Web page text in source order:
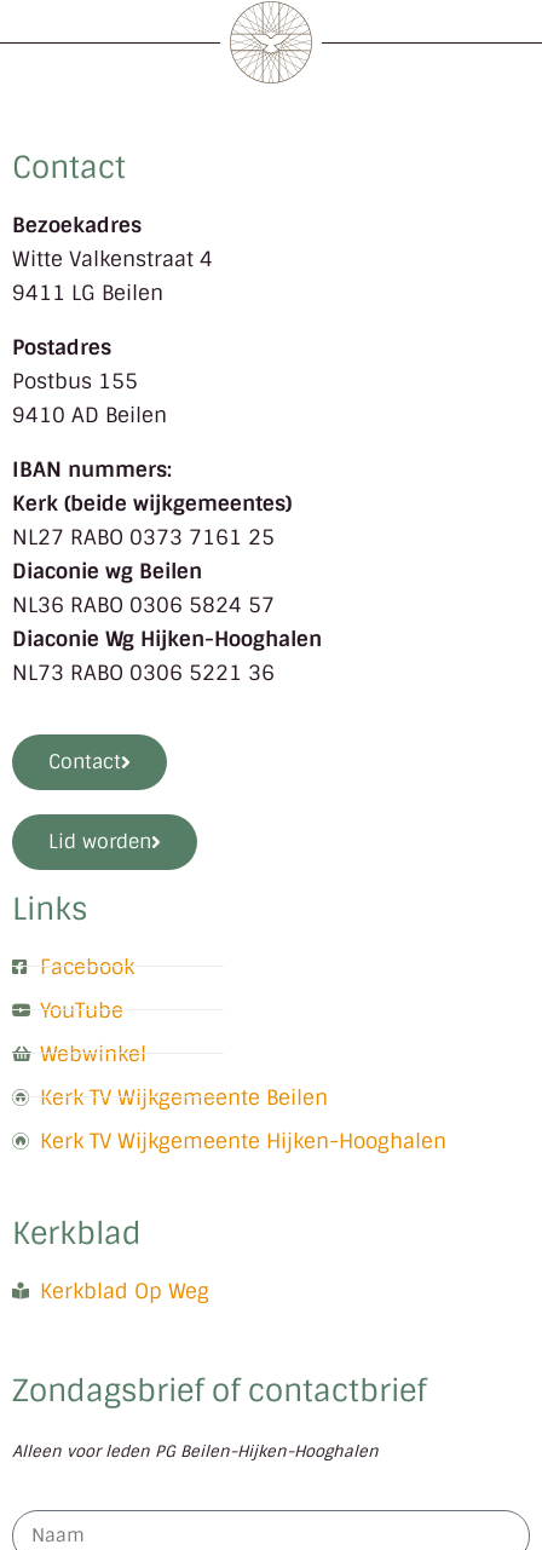
Contact
Bezoekadres
Witte Valkenstraat 4
9411 LG Beilen
Postadres
Postbus 155
9410 AD Beilen
IBAN nummers:
Kerk (beide wijkgemeentes)
NL27 RABO 0373 7161 25
Diaconie wg Beilen
NL36 RABO 0306 5824 57
Diaconie Wg Hijken-Hooghalen
NL73 RABO 0306 5221 36
Contact
Lid worden
Links
Facebook
YouTube
Webwinkel
Kerk TV Wijkgemeente Beilen
Kerk TV Wijkgemeente Hijken-Hooghalen
Kerkblad
Kerkblad Op Weg
Zondagsbrief of contactbrief
Alleen voor leden PG Beilen-Hijken-Hooghalen